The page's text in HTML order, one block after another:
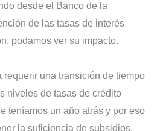
desde el Banco de la
de las tasas de interés
podamos ver su impacto.
requerir una transición de tiempo
niveles de tasas de crédito
teníamos un año atrás y por eso
la suficiencia de subsidios.